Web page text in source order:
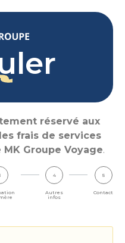
réservé aux
frais de services
Groupe Voyage.
4
Autres
infos
5
Contact